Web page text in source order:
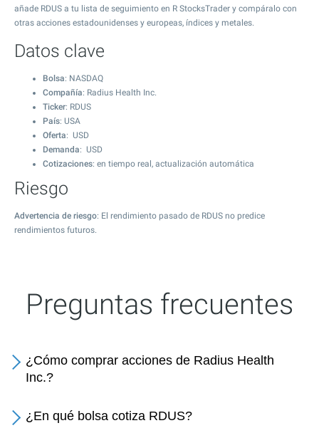
añade RDUS a tu lista de seguimiento en R StocksTrader y compáralo con
otras acciones estadounidenses y europeas, índices y metales.
Datos clave
Bolsa: NASDAQ
Compañía: Radius Health Inc.
Ticker: RDUS
País: USA
Oferta: USD
Demanda: USD
Cotizaciones: en tiempo real, actualización automática
Riesgo
Advertencia de riesgo: El rendimiento pasado de RDUS no predice
rendimientos futuros.
Preguntas frecuentes
¿Cómo comprar acciones de Radius Health
Inc.?
¿En qué bolsa cotiza RDUS?